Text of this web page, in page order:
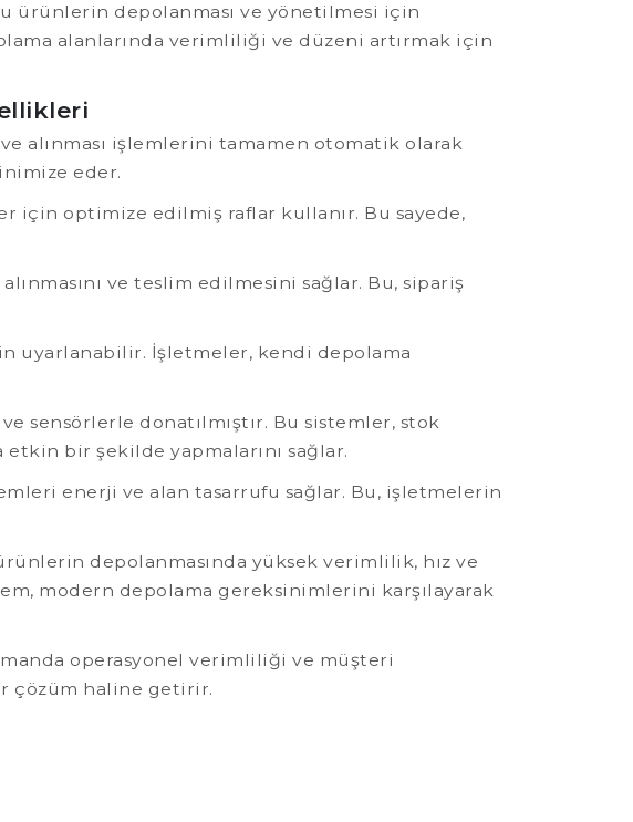
ürünlerin depolanması ve yönetilmesi için
alanlarında verimliliği ve düzeni artırmak için
alınması işlemlerini tamamen otomatik olarak
eder.
için optimize edilmiş raflar kullanır. Bu sayede,
ve teslim edilmesini sağlar. Bu, sipariş
uyarlanabilir. İşletmeler, kendi depolama
sensörlerle donatılmıştır. Bu sistemler, stok
bir şekilde yapmalarını sağlar.
enerji ve alan tasarrufu sağlar. Bu, işletmelerin
depolanmasında yüksek verimlilik, hız ve
modern depolama gereksinimlerini karşılayarak
operasyonel verimliliği ve müşteri
çözüm haline getirir.